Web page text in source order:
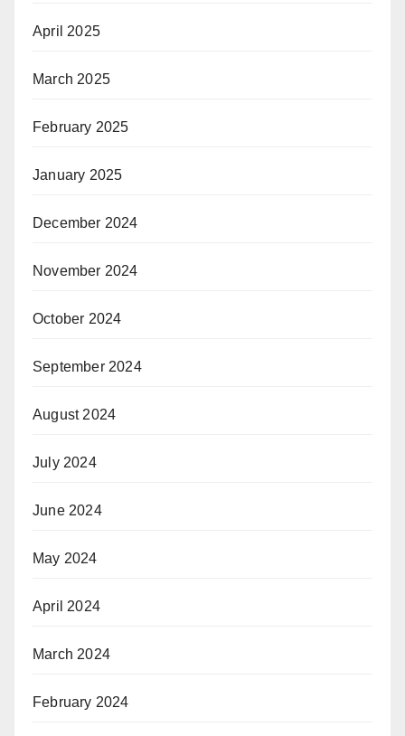
April 2025
March 2025
February 2025
January 2025
December 2024
November 2024
October 2024
September 2024
August 2024
July 2024
June 2024
May 2024
April 2024
March 2024
February 2024